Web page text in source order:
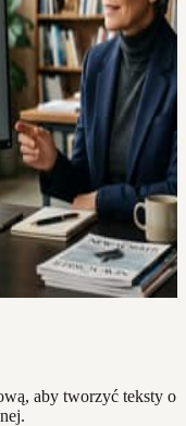
aby tworzyć teksty o